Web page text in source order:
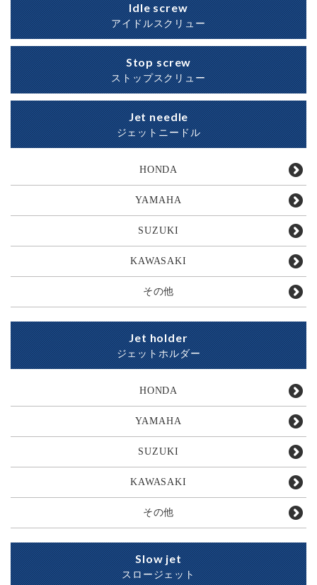
Idle screw
アイドルスクリュー
Stop screw
ストップスクリュー
Jet needle
ジェットニードル
HONDA
YAMAHA
SUZUKI
KAWASAKI
その他
Jet holder
ジェットホルダー
HONDA
YAMAHA
SUZUKI
KAWASAKI
その他
Slow jet
スロージェット